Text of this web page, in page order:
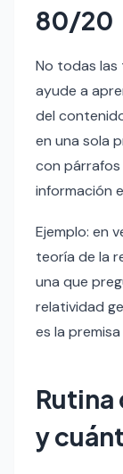
80/20
No todas las
ayude a
del
en una sola
con párrafos
información
Ejemplo: en
teoría de la
una que
relatividad
es la
Rutina
y